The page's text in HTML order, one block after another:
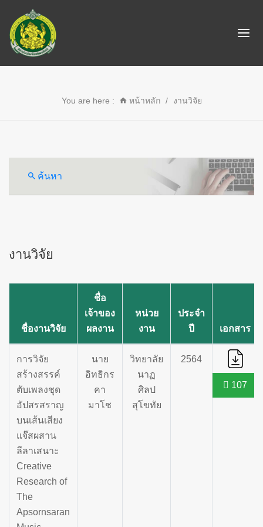
You are here : หน้าหลัก / งานวิจัย
ค้นหา
งานวิจัย
ชื่องานวิจัย
ชื่อ
เจ้าของ
ผลงาน
หน่วย
งาน
ประจำ
ปี
เอกสาร
การวิจัย
สร้างสรรค์
ตับเพลงชุด
อัปสรสราญ
บนเส้นเสียง
แจ๊สผสาน
ลีลาเสนาะ
Creative
Research of
The
Apsornsaran
นาย
อิทธิกร
คา
มาโช
วิทยาลัย
นาฏ
ศิลป
สุโขทัย
2564
107